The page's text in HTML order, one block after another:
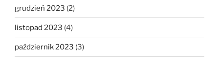
grudzień 2023 (2)
listopad 2023 (4)
październik 2023 (3)